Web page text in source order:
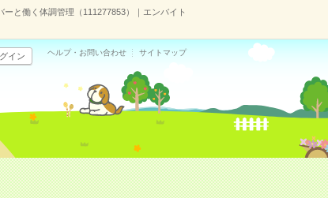
と働く体調管理（111277853）｜エンバイト
イン ヘルプ・お問い合わせ サイトマップ